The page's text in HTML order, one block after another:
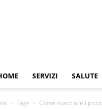
SERVIZI SALUTE
Tags Come scacciare i